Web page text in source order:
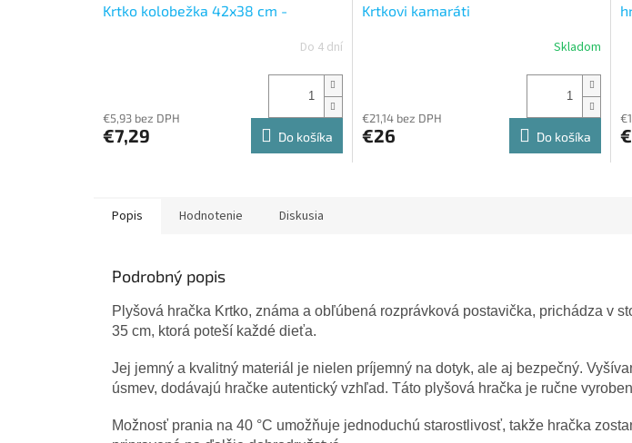
Krtko kolobežka 42x38 cm -
Do 4 dní
€5,93 bez DPH
€7,29 Do košíka
Krtkovi kamaráti
Skladom
€21,14 bez DPH
€26 Do košíka
Popis Hodnotenie Diskusia
Podrobný popis
Plyšová hračka Krtko, známa a obľúbená rozprávková postavička, prichádza v
35 cm, ktorá poteší každé dieťa.
Jej jemný a kvalitný materiál je nielen príjemný na dotyk, ale aj bezpečný.
úsmev, dodávajú hračke autentický vzhľad. Táto plyšová hračka je ručne
Možnosť prania na 40 °C umožňuje jednoduchú starostlivosť, takže hračka